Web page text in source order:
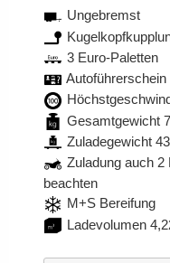
Ungebremst
3 Euro-Paletten
Gesamtgewicht
Zuladegewicht
Zuladung auch 2
beachten
M+S Bereifung
Ladevolumen